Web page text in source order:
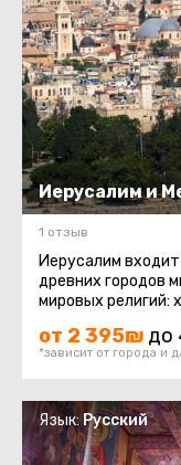
Иерусалим и
1 отзыв
Иерусалим
древних городов
мировых религий:
от 2 395₪ до
*зависит от города и
Язык:Русский